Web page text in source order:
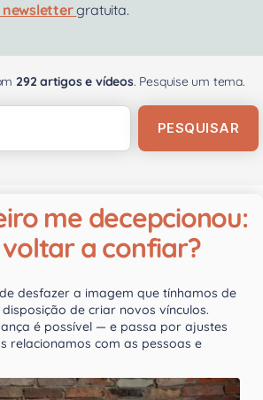
newslettergratuita.
292 artigos e vídeos. Pesquise um tema.
me decepcionou:
a confiar?
desfazer a imagem que tínhamos de
de criar novos vínculos.
é possível — e passa por ajustes
relacionamos com as pessoas e